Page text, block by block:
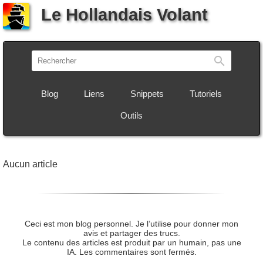
Le Hollandais Volant
Blog Liens Snippets Tutoriels
Outils
Aucun article
Ceci est mon blog personnel. Je l’utilise pour donner mon
avis et partager des trucs.
Le contenu des articles est produit par un humain, pas une
IA. Les commentaires sont fermés.